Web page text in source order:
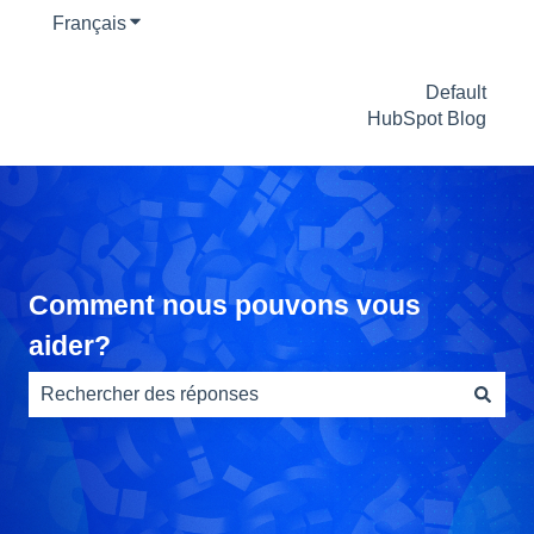
FrançaisAfficher le sous-menu pour les traductions
Default
HubSpot Blog
Comment nous pouvons vous
aider?
Il n'y a aucune suggestion car le champ de recherche